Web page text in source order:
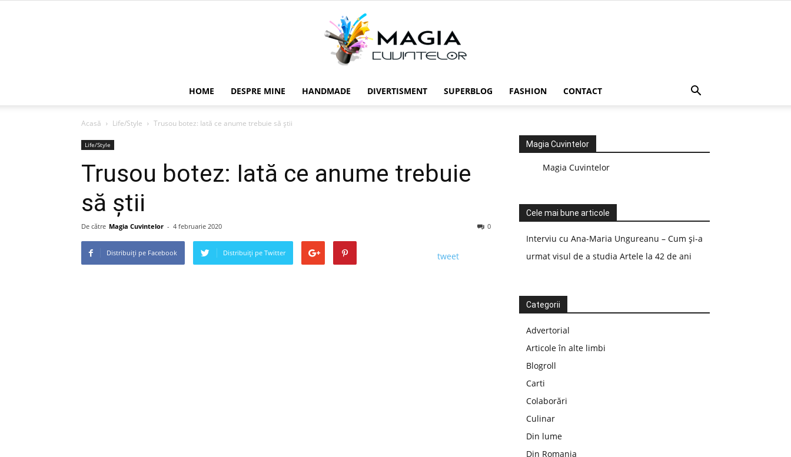
cuvintelor
HOME DESPRE MINE HANDMADE DIVERTISMENT SUPERBLOG FASHION CONTACT
Acasă Life/Style Trusou botez: Iată ce anume trebuie să știi
Life/Style
Trusou botez: Iată ce anume trebuie
să știi
De către Magia Cuvintelor - 4 februarie 2020 0
Distribuiți pe Facebook Distribuiți pe Twitter tweet
Magia Cuvintelor
Magia Cuvintelor
Cele mai bune articole
Interviu cu Ana-Maria Ungureanu – Cum și-a
urmat visul de a studia Artele la 42 de ani
Categorii
Advertorial
Articole în alte limbi
Blogroll
Carti
Colaborări
Culinar
Din lume
Din Romania